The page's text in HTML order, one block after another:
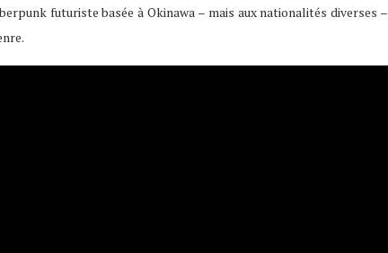
futuriste basée à Okinawa – mais aux nationalités diverses –